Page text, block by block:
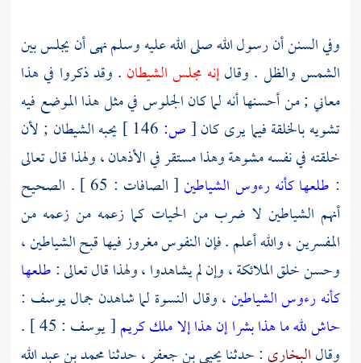
وفي السنن أن رسول الله صلى الله عليه وسلم نهى أن يجلس بين
الشمس والظل . وقالإنه مجلس الشيطان . وقد ذكروا في هذا
معاني ; من أحسنها أنه لما كان الجلوس في مثل هذا الموضع فيه
تشويه بالخلقة فيما يرى كان[ص:
يحبه الشيطان ; لأن
خلقته في نفسه مشوهة وهذا مستقر في الأذهان ، ولهذا قال تعالى
: طلعها كأنه رءوس الشياطين
[ الصافات : 65 ] . الصحيح
أنهم الشياطين لا ضرب من الحيات كما زعمه من زعمه من
المفسرين ، والله أعلم . فإن النفوس مغروز فيها قبح الشياطين ،
وحسن خلق الملائكة ، وإن لم يشاهدوا ، ولهذا قال تعالى :طلعها
كأنه رءوس الشياطين، وقال النسوة لما شاهدن جماليوسف :
حاش لله ما هذا بشرا إن هذا إلا ملك كريم
[ يوسف : 45 ] .
وقالالبخاري : حدثنايحيى بن جعفر، حدثنامحمد بن عبد الله